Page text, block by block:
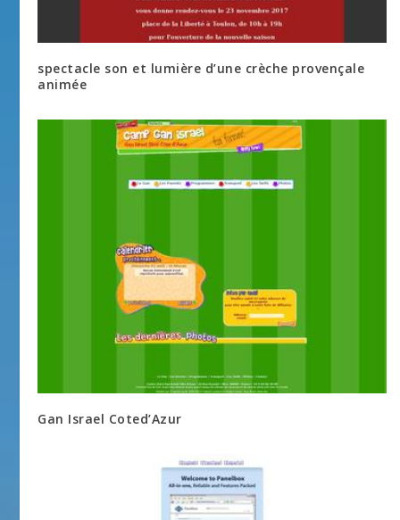
spectacle son et lumière d’une crèche provençale
animée
Gan Israel Coted’Azur